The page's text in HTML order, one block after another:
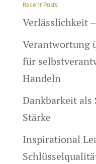
Recent Posts
Verlässlichkeit
Verantwortung
für
Handeln
Dankbarkeit als
Stärke
Inspirational